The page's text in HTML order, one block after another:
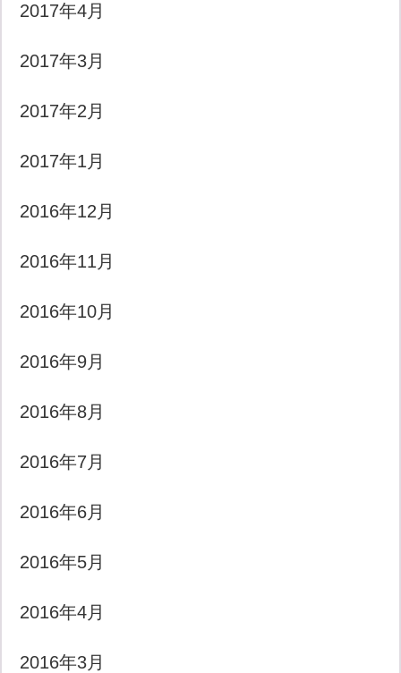
2017年4月
2017年3月
2017年2月
2017年1月
2016年12月
2016年11月
2016年10月
2016年9月
2016年8月
2016年7月
2016年6月
2016年5月
2016年4月
2016年3月